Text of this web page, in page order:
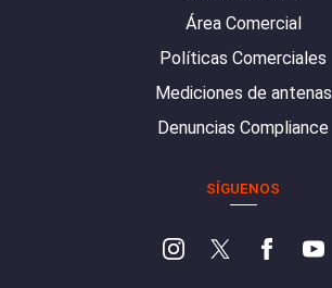
Área Comercial
Políticas Comerciales
Mediciones de antenas
Denuncias Compliance
SÍGUENOS